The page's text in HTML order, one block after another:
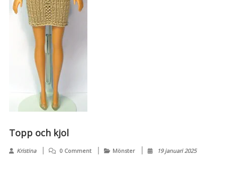
Topp och kjol
Kristina 0 Comment Mönster 19 januari 2025